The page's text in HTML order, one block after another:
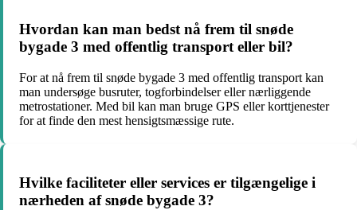
Hvordan kan man bedst nå frem til snøde
bygade 3 med offentlig transport eller bil?
For at nå frem til snøde bygade 3 med offentlig transport kan
man undersøge busruter, togforbindelser eller nærliggende
metrostationer. Med bil kan man bruge GPS eller korttjenester
for at finde den mest hensigtsmæssige rute.
Hvilke faciliteter eller services er tilgængelige i
nærheden af snøde bygade 3?